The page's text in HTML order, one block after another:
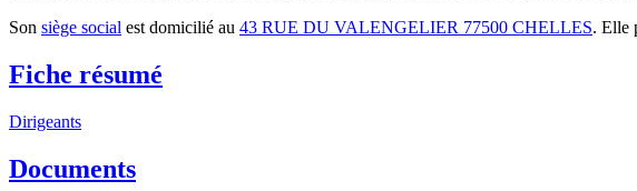
Son siège social est domicilié au 43 RUE DU VALENGELIER 77500 CHELLES. Elle
Fiche résumé
Dirigeants
Documents